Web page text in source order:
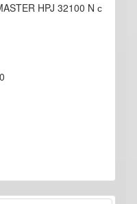
HPJ 32100 N с